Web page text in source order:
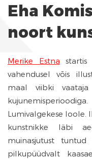
Eha
noort
Merike Estna startis
vahendusel võis
maal viibki vaataja
Lumivalgekese loole.
kunstnikke läbi
muinasjutust
pilkupüüdvalt